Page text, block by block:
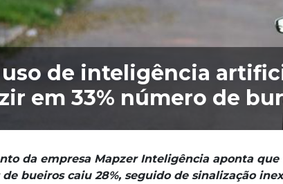
uso de inteligência
em 33% número de
da empresa Mapzer Inteligência aponta
bueiros caiu 28%, seguido de sinalização